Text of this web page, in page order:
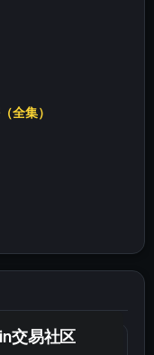
全集）
交易社区